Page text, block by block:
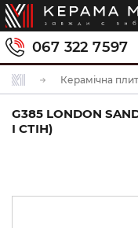
067 322 7597
Керамічна
G385 LONDON
І СТІН)